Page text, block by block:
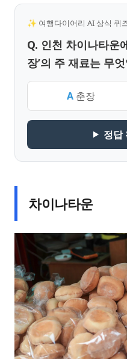
✨ 여행다이어리 AI 상식 퀴
Q. 인천 차이나타운
장’의 주 재료는 무
A 춘장
정답
차이나타운